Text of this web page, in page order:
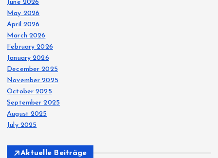
June 2026
May 2026
April 2026
March 2026
February 2026
January 2026
December 2025
November 2025
October 2025
September 2025
August 2025
July 2025
Aktuelle Beiträge